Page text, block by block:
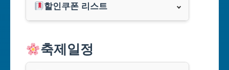
대구광역시
인천광역시
할인쿠폰 리스트
쿠팡
축제일정